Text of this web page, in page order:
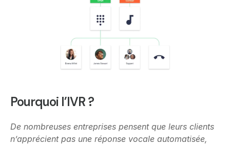
Pourquoi l’IVR ?
De nombreuses entreprises pensent que leurs clients
n’apprécient pas une réponse vocale automatisée,